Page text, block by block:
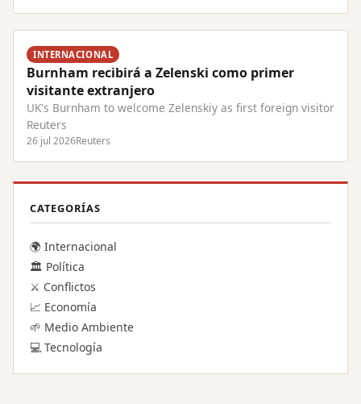
INTERNACIONAL
Burnham recibirá a Zelenski como primer
visitante extranjero
UK's Burnham to welcome Zelenskiy as first foreign visitor
Reuters
26 jul 2026Reuters
CATEGORÍAS
🌍 Internacional
🏛️ Política
⚔️ Conflictos
📈 Economía
🌱 Medio Ambiente
💻 Tecnología